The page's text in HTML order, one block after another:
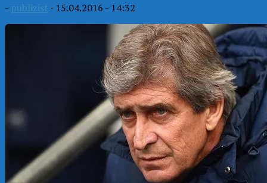
- publizist · 15.04.2016 - 14:32